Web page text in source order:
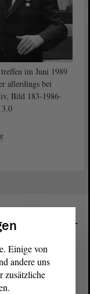
im Juni 1989
allerdings bei
Bild 183-1986-
von Sachsen-
Einige von
andere uns
zusätzliche